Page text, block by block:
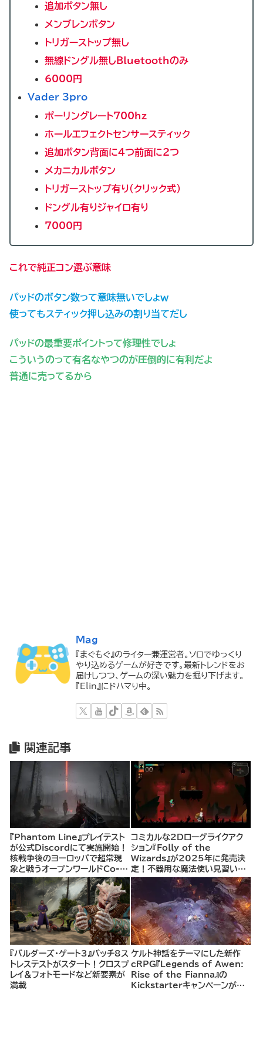
追加ボタン無し
メンブレンボタン
トリガーストップ無し
無線ドングル無しBluetoothのみ
6000円
Vader 3pro
ポーリングレート700hz
ホールエフェクトセンサースティック
追加ボタン背面に4つ前面に2つ
メカニカルボタン
トリガーストップ有り（クリック式）
ドングル有りジャイロ有り
7000円
これで純正コン選ぶ意味
パッドのボタン数って意味無いでしょw
使ってもスティック押し込みの割り当てだし
パッドの最重要ポイントって修理性でしょ
こういうのって有名なやつのが圧倒的に有利だよ
普通に売ってるから
Mag
『まぐもぐ』のライター兼運営者。ソロでゆっくり
やり込めるゲームが好きです。最新トレンドをお
届けしつつ、ゲームの深い魅力を掘り下げます。
『Elin』にドハマり中。
関連記事
『Phantom Line』プレイテスト
が公式Discordにて実施開始！
核戦争後のヨーロッパで超常現
象と戦うオープンワールドCo-
opシューター
コミカルな2Dローグライクアク
ション『Folly of the
Wizards』が2025年に発売決
定！不器用な魔法使い見習いと
して、ランダム生成ダンジョンを
探索し、世界を救う冒険へ。
『バルダーズ・ゲート3』パッチ8ス
トレステストがスタート！クロスプ
レイ＆フォトモードなど新要素が
満載
ケルト神話をテーマにした新作
cRPG『Legends of Awen:
Rise of the Fianna』の
Kickstarterキャンペーンがま